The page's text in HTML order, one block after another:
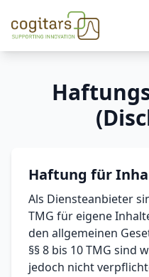
Haftung für
Als Diensteanbieter
TMG für eigene
den allgemeinen
§§ 8 bis 10 TMG sind
jedoch nicht